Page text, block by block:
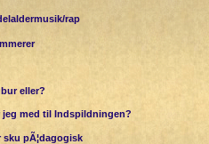
rap
eller?
jeg med til Indspildningen?
pÃ¦dagogisk